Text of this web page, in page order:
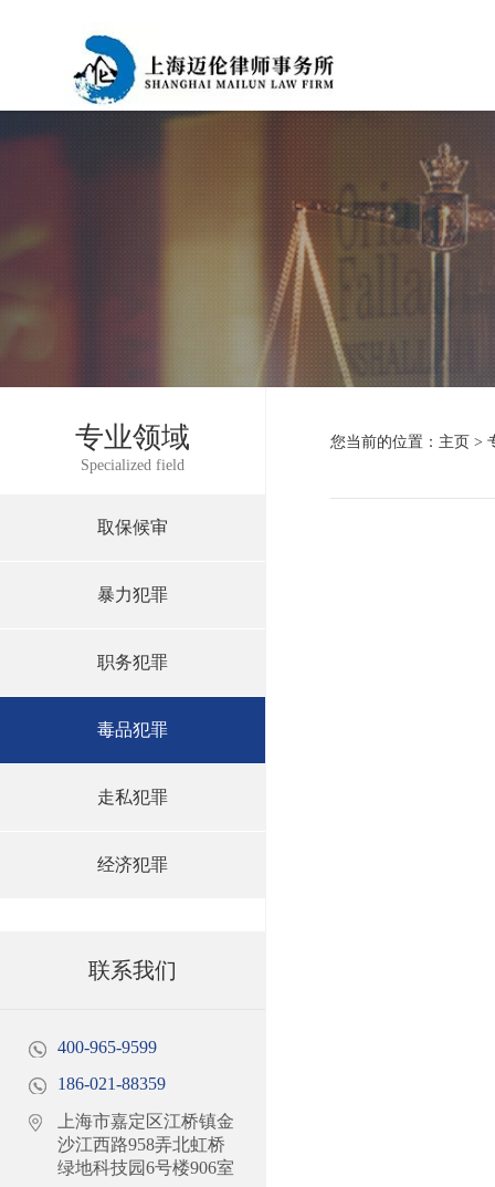
专业领域
Specialized field
取保候审
暴力犯罪
职务犯罪
毒品犯罪
走私犯罪
经济犯罪
联系我们
400-965-9599
186-021-88359
上海市嘉定区江桥镇金
沙江西路958弄北虹桥
绿地科技园6号楼906室
您当前的位置： 主页 >